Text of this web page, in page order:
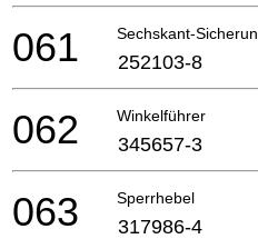
Sechskant-
061 252103-8
Winkelführer
062 345657-3
Sperrhebel
063 317986-4